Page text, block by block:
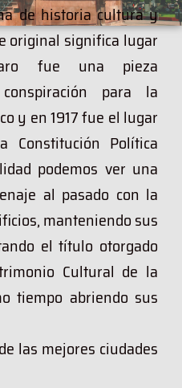
A
T
I
N
de historia cultura y
original significa lugar
fue una pieza
para la
y en 1917 fue el lugar
Constitución Política
podemos ver una
al pasado con la
manteniendo sus
el título otorgado
Cultural de la
tiempo abriendo sus
las mejores ciudades